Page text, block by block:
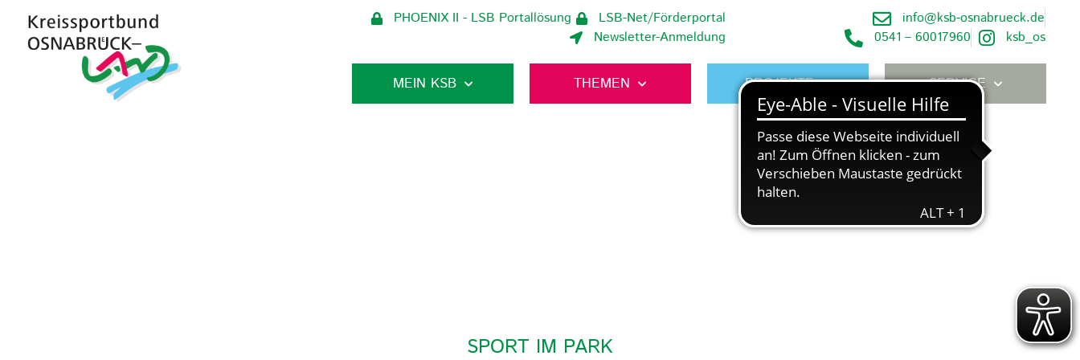
PHOENIX II - LSB Portallösung
LSB-Net/Förderportal
Newsletter-Anmeldung
info@ksb-osnabrueck.de
0541 – 60017960
ksb_os
MEIN KSB THEMEN PROJEKTE SERVICE
SPORT IM PARK